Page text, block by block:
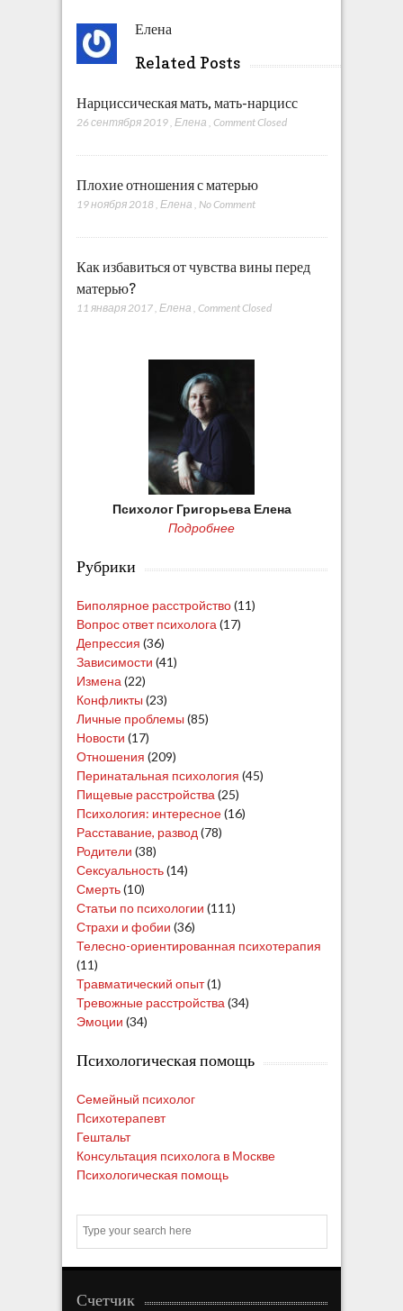
Елена
Related Posts
Нарциссическая мать, мать-нарцисс
26 сентября 2019 Елена Comment Closed
Плохие отношения с матерью
19 ноября 2018 Елена No Comment
Как избавиться от чувства вины перед
матерью?
11 января 2017 Елена Comment Closed
Психолог Григорьева Елена
Подробнее
Рубрики
Биполярное расстройство(11)
Вопрос ответ психолога (17)
Депрессия (36)
Зависимости (41)
Измена (22)
Конфликты (23)
Личные проблемы (85)
Новости (17)
Отношения (209)
Перинатальная психология (45)
Пищевые расстройства (25)
Психология: интересное(16)
Расставание, развод (78)
Родители (38)
Сексуальность(14)
Смерть(10)
Статьи по психологии (111)
Страхи и фобии (36)
Телесно-ориентированная психотерапия
(11)
Травматический опыт(1)
Тревожные расстройства (34)
Эмоции (34)
Психологическая помощь
Семейный психолог
Психотерапевт
Гештальт
Консультация психолога в Москве
Психологическая помощь
e
h
Счетчик